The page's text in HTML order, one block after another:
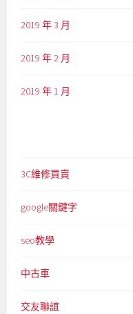
2019 年 3 月
2019 年 2 月
2019 年 1 月
3C維修買賣
google關鍵字
seo教學
中古車
交友聯誼